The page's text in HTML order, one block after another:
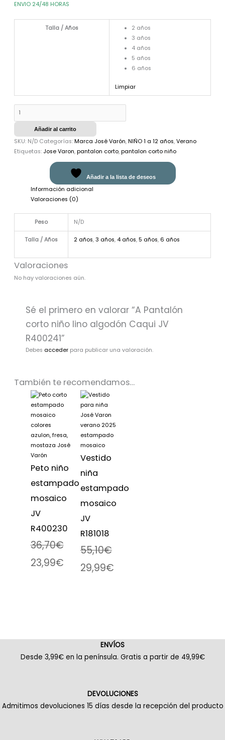
ENVIO 24/48 HORAS
Talla / Años
2 años
3 años
4 años
5 años
6 años
Limpiar
Añadir al carrito
SKU: N/D Categorías: Marca José Varón, NIÑO 1 a 12 años, Verano
Etiquetas: Jose Varon, pantalon corto, pantalon corto niño
Añadir a la lista de deseos
Información adicional
Valoraciones (0)
Peso N/D
Talla / Años 2 años, 3 años, 4 años, 5 años, 6 años
Valoraciones
No hay valoraciones aún.
Sé el primero en valorar “A Pantalón
corto niño lino algodón Caqui JV
R400241”
Debes acceder para publicar una valoración.
También te recomendamos…
Peto niño
estampado
mosaico
JV
R400230
36,70€
El
precio
original
era:
36,70€.
23,99€
El
precio
actual
23,99€.
Vestido
niña
estampado
mosaico
JV
R181018
55,10€
El
precio
original
era:
55,10€.
29,99€
es:
29,99€.
ENVÍOS
Desde 3,99€ en la península. Gratis a partir de 49,99€
DEVOLUCIONES
Admitimos devoluciones 15 días desde la recepción del producto